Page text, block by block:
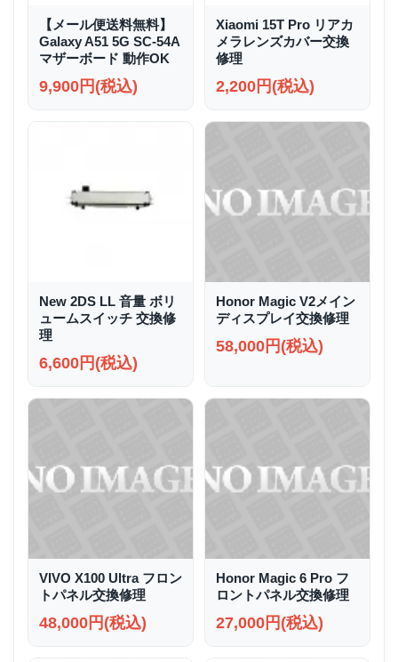
【メール便送料無料】
Galaxy A51 5G SC-54A
マザーボード 動作OK
9,900円(税込)
Xiaomi 15T Pro リアカ
メラレンズカバー交換
修理
2,200円(税込)
New 2DS LL 音量 ボリ
ュームスイッチ 交換修
理
6,600円(税込)
Honor Magic V2メイン
ディスプレイ交換修理
58,000円(税込)
VIVO X100 Ultra フロン
トパネル交換修理
48,000円(税込)
Honor Magic 6 Pro フ
ロントパネル交換修理
27,000円(税込)